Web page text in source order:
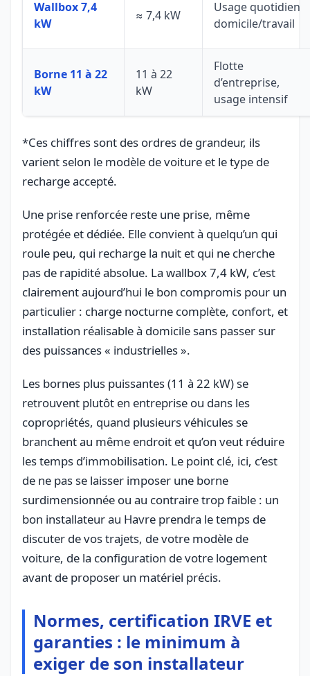
Wallbox 7,4
kW
≈ 7,4 kW
Usage quotidien
domicile/travail
Borne 11 à 22
kW
11 à 22
kW
Flotte
d’entreprise,
usage intensif
*Ces chiffres sont des ordres de grandeur, ils
varient selon le modèle de voiture et le type de
recharge accepté.
Une prise renforcée reste une prise, même
protégée et dédiée. Elle convient à quelqu’un qui
roule peu, qui recharge la nuit et qui ne cherche
pas de rapidité absolue. La wallbox 7,4 kW, c’est
clairement aujourd’hui le bon compromis pour un
particulier : charge nocturne complète, confort, et
installation réalisable à domicile sans passer sur
des puissances « industrielles ».
Les bornes plus puissantes (11 à 22 kW) se
retrouvent plutôt en entreprise ou dans les
copropriétés, quand plusieurs véhicules se
branchent au même endroit et qu’on veut réduire
les temps d’immobilisation. Le point clé, ici, c’est
de ne pas se laisser imposer une borne
surdimensionnée ou au contraire trop faible : un
bon installateur au Havre prendra le temps de
discuter de vos trajets, de votre modèle de
voiture, de la configuration de votre logement
avant de proposer un matériel précis.
Normes, certification IRVE et
garanties : le minimum à
exiger de son installateur